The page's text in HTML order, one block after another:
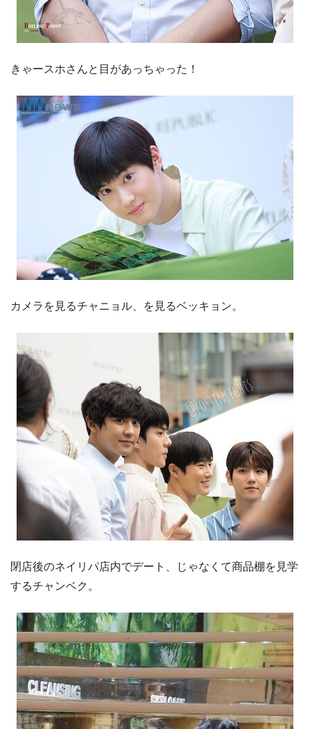
きゃースホさんと目があっちゃった！
カメラを見るチャニョル、を見るベッキョン。
閉店後のネイリパ店内でデート、じゃなくて商品棚を見学
するチャンベク。